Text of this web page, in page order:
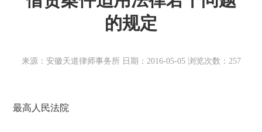
的规定
来源：安徽天道律师事务所 日期：2016-05-05 浏览次数：257
最高人民法院